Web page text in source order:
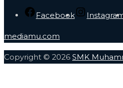
Facebook
mediamu.com
Copyright © 2026 SMK